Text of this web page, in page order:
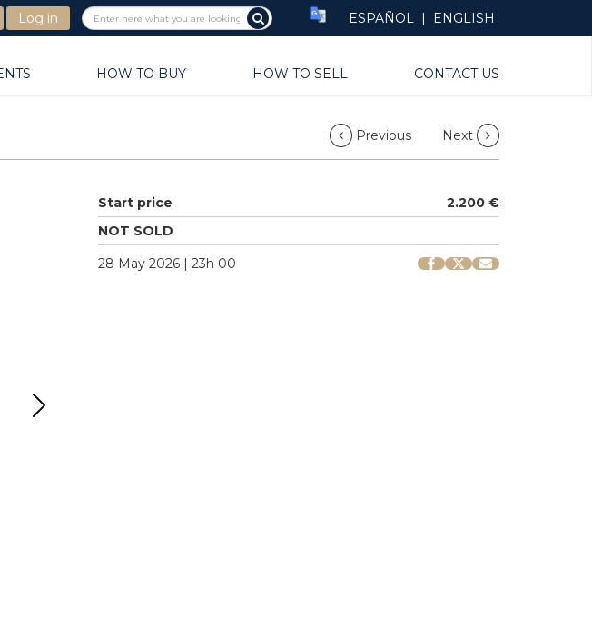
Log in ESPAÑOL | ENGLISH
HOW TO BUY HOW TO SELL CONTACT US
Previous Next
Start price
2.200 €
NOT SOLD
28 May 2026 | 23h 00